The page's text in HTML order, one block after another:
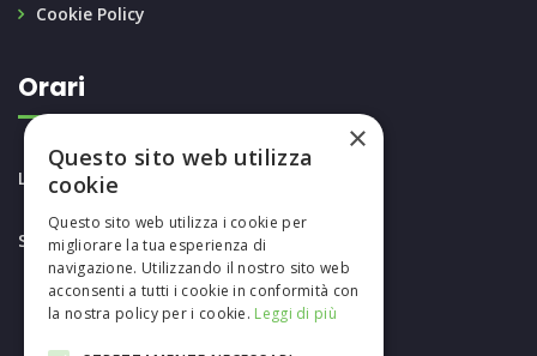
Cookie Policy
Orari
LUN-VEN: 8.30 - 18.30
SAB: 8.30 - 12.30
×
Questo sito web utilizza
cookie
Questo sito web utilizza i cookie per
migliorare la tua esperienza di
navigazione. Utilizzando il nostro sito web
acconsenti a tutti i cookie in conformità con
la nostra policy per i cookie. Leggi di più